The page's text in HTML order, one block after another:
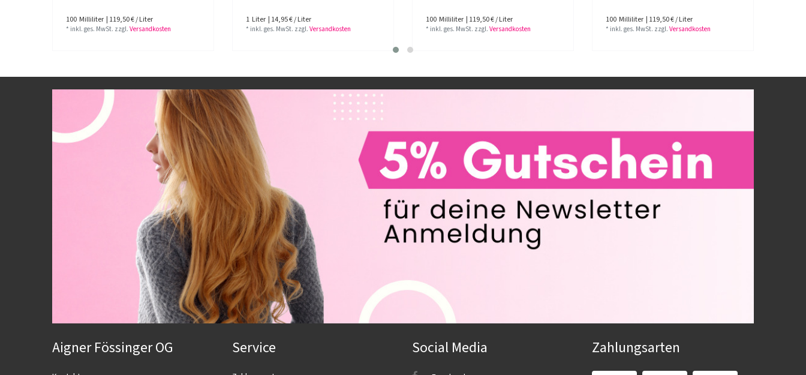
100 Milliliter | 119,50 € / Liter
* inkl. ges. MwSt. zzgl.Versandkosten
1 Liter | 14,95 € / Liter
* inkl. ges. MwSt. zzgl.Versandkosten
100 Milliliter | 119,50 € / Liter
* inkl. ges. MwSt. zzgl.Versandkosten
100 Milliliter | 119,50 € / Liter
* inkl. ges. MwSt. zzgl.Versandkosten
Aigner Fössinger OG Service Social Media Zahlungsarten